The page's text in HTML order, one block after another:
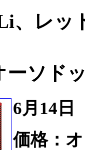
、レッ
ーソド
6月14
価格：